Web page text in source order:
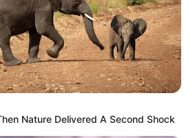
érkezhet a 200 ezer forint a
után a nyugdíjasok kerültek
győzelme után az egyik
Nature Delivered A Second Shock